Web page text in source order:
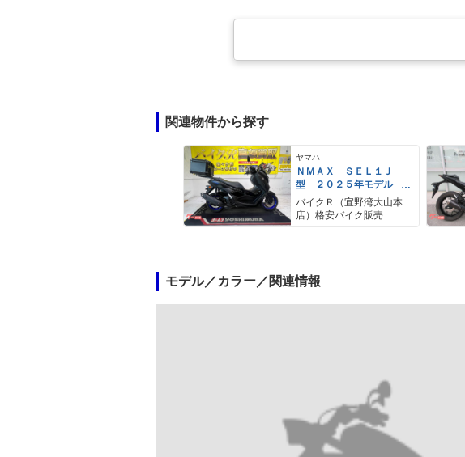
関連物件から探す
ヤマハ
ＮＭＡＸ ＳＥＬ１Ｊ
型 ２０２５年モデル
ＡＢＳ キーレス リア
キャリア リアＢＯＸ
バイクＲ（宜野湾大山本
店）格安バイク販売
モデル／カラー／関連情報